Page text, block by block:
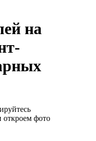
на
откроем фото